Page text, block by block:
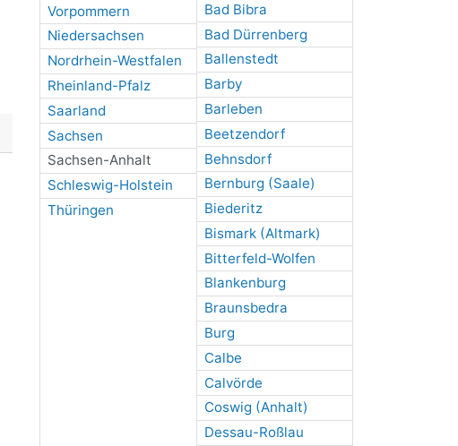
Vorpommern
Niedersachsen
Nordrhein-Westfalen
Rheinland-Pfalz
Saarland
Sachsen
Sachsen-Anhalt
Schleswig-Holstein
Thüringen
Bad Bibra
Bad Dürrenberg
Ballenstedt
Barby
Barleben
Beetzendorf
Behnsdorf
Bernburg (Saale)
Biederitz
Bismark (Altmark)
Bitterfeld-Wolfen
Blankenburg
Braunsbedra
Burg
Calbe
Calvörde
Coswig (Anhalt)
Dessau-Roßlau